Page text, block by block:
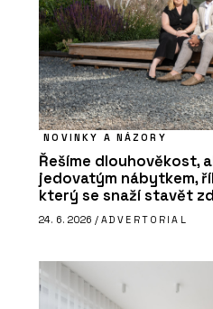
NOVINKY A NÁZORY
Řešíme dlouhověkost,
jedovatým nábytkem,
který se snaží stavět
24. 6. 2026 / ADVERTORIAL